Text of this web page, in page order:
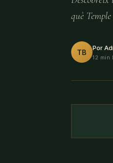
què
TB
Por
12 min